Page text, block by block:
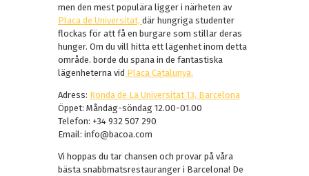
men den mest populära ligger i närheten av
Placa de Universitat, där hungriga studenter
flockas för att få en burgare som stillar deras
hunger. Om du vill hitta ett lägenhet inom detta
område. borde du spana in de fantastiska
lägenheterna vid Placa Catalunya.
Adress: Ronda de La Universitat 13, Barcelona
Öppet: Måndag-söndag 12.00-01.00
Telefon: +34 932 507 290
Email: info@bacoa.com
Vi hoppas du tar chansen och provar på våra
bästa snabbmatsrestauranger i Barcelona! De